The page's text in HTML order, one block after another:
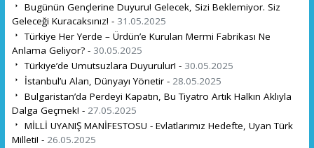
Bugünün Gençlerine Duyuru! Gelecek, Sizi Beklemiyor. Siz
Geleceği Kuracaksınız! - 31.05.2025
Türkiye Her Yerde – Ürdün’e Kurulan Mermi Fabrikası Ne
Anlama Geliyor? - 30.05.2025
Türkiye’de Umutsuzlara Duyurulur! - 30.05.2025
İstanbul’u Alan, Dünyayı Yönetir - 28.05.2025
Bulgaristan’da Perdeyi Kapatın, Bu Tiyatro Artık Halkın Aklıyla
Dalga Geçmek! - 27.05.2025
MİLLİ UYANIŞ MANİFESTOSU - Evlatlarımız Hedefte, Uyan Türk
Milleti! - 26.05.2025